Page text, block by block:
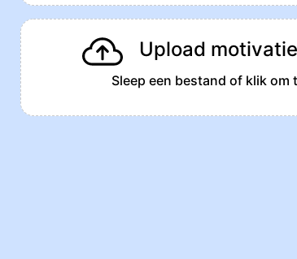
Upload
Sleep een bestand of klik om